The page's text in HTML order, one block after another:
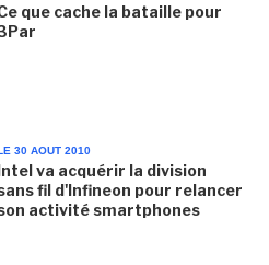
que cache la bataille pour
30 AOUT 2010
va acquérir la division
fil d'Infineon pour relancer
activité smartphones